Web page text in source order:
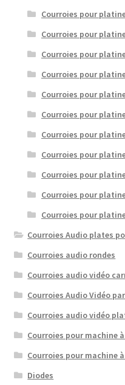
Courroies pour
Courroies pour
Courroies pour
Courroies pour
Courroies pour
Courroies pour
Courroies pour
Courroies pour
Courroies pour
Courroies pour
Courroies pour
Courroies Audio plates
Courroies audio rondes
Courroies audio vidéo
Courroies Audio Vidéo
Courroies audio vidéo
Courroies pour machine
Courroies pour machine
Diodes